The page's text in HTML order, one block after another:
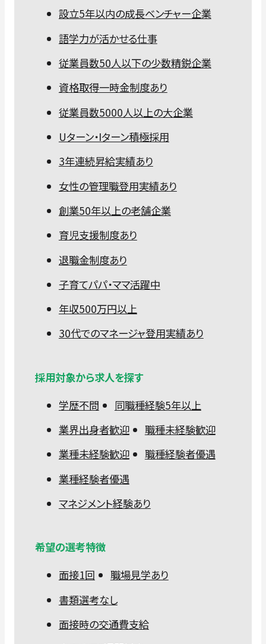
設立5年以内の成長ベンチャー企業
語学力が活かせる仕事
従業員数50人以下の少数精鋭企業
資格取得一時金制度あり
従業員数5000人以上の大企業
Uターン・Iターン積極採用
3年連続昇給実績あり
女性の管理職登用実績あり
創業50年以上の老舗企業
育児支援制度あり
退職金制度あり
子育てパパ・ママ活躍中
年収500万円以上
30代でのマネージャ登用実績あり
採用対象から求人を探す
学歴不問
同職種経験5年以上
業界出身者歓迎
職種未経験歓迎
業種未経験歓迎
職種経験者優遇
業種経験者優遇
マネジメント経験あり
希望の選考特徴
面接1回
職場見学あり
書類選考なし
面接時の交通費支給